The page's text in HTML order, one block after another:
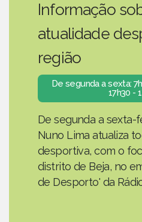
Informação
atualidade
região
De segunda a sexta:
17h30 -
De segunda a sexta-
Nuno Lima atualiza
desportiva, com o
distrito de Beja, no
de Desporto' da